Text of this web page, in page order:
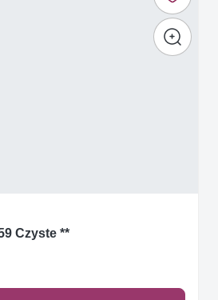
Czyste **